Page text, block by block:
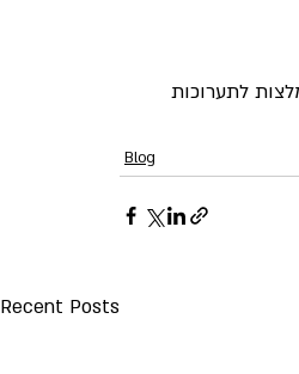
לתערוכות
Blog
Recent Posts